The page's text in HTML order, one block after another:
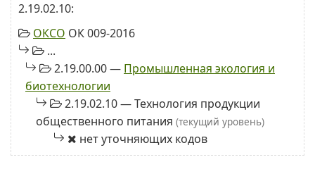
2.19.02.10:
ОКСО ОК 009-2016
...
2.19.00.00 — Промышленная экология и
биотехнологии
2.19.02.10 — Технология продукции
общественного питания (текущий уровень)
нет уточняющих кодов